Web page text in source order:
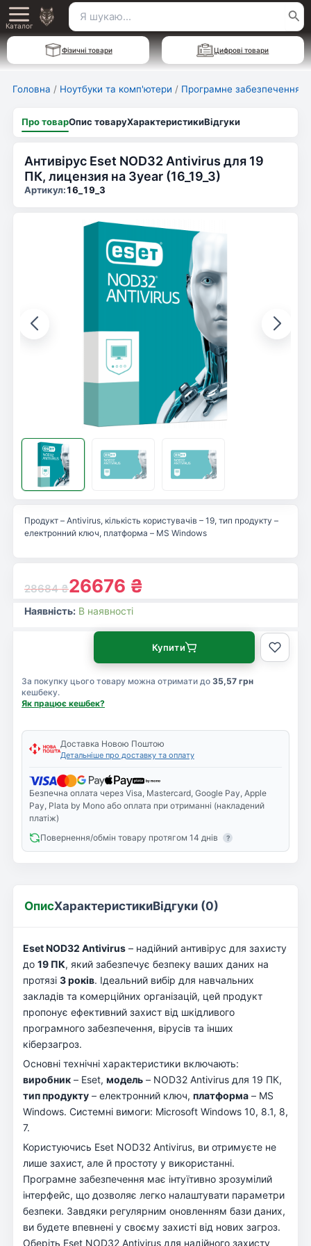
Перейти
до
вмісту
Main
Menu
Каталог
Пошук
для:
Фізичні товари Цифрові товари
Головна / Ноутбуки та комп'ютери / Програмне забезпечення
Про товарОпис товаруХарактеристикиВідгуки
Антивірус Eset NOD32 Antivirus для 19
ПК, лицензия на 3year (16_19_3)
Артикул:16_19_3
28684₴26676 ₴
Продукт – Antivirus, кількість користувачів – 19, тип продукту –
електронний ключ, платформа – MS Windows
Наявність: В наявності
За покупку цього товару можна отримати до 35,57 грн
кешбеку.
Як працює кешбек?
Купити
Доставка Новою Поштою
Детальніше про доставку та оплату
Безпечна оплата через Visa, Mastercard, Google Pay, Apple
Pay, Plata by Mono або оплата при отриманні (накладений
платіж)
Повернення/обмін товару протягом 14 днів
?
ОписХарактеристикиВідгуки (0)
Eset NOD32 Antivirus – надійний антивірус для захисту
до 19 ПК, який забезпечує безпеку ваших даних на
протязі 3 років. Ідеальний вибір для навчальних
закладів та комерційних організацій, цей продукт
пропонує ефективний захист від шкідливого
програмного забезпечення, вірусів та інших
кіберзагроз.
Основні технічні характеристики включають:
виробник – Eset, модель – NOD32 Antivirus для 19 ПК,
тип продукту – електронний ключ, платформа – MS
Windows. Системні вимоги: Microsoft Windows 10, 8.1, 8,
7.
Користуючись Eset NOD32 Antivirus, ви отримуєте не
лише захист, але й простоту у використанні.
Програмне забезпечення має інтуїтивно зрозумілий
інтерфейс, що дозволяє легко налаштувати параметри
безпеки. Завдяки регулярним оновленням бази даних,
ви будете впевнені у своєму захисті від нових загроз.
Оберіть Eset NOD32 Antivirus для надійного захисту